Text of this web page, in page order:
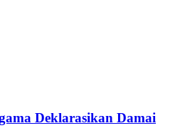
Deklarasikan Damai